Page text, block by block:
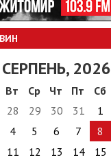
СЕРПЕНЬ, 2026
Вт Ср Чт Пт Сб
28 29 30 31 1
4 5 6 7 8
11 12 13 14 15